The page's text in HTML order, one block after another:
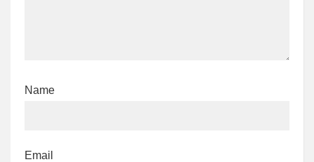
Name
Email